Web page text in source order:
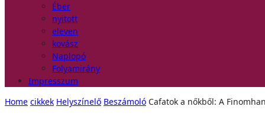
Éber
nyitott
eleven
kovász
Naplopó
Folyamirány
Impresszum
Home cikkek Helyszínelő Beszámoló Cafatok a nőkből: A